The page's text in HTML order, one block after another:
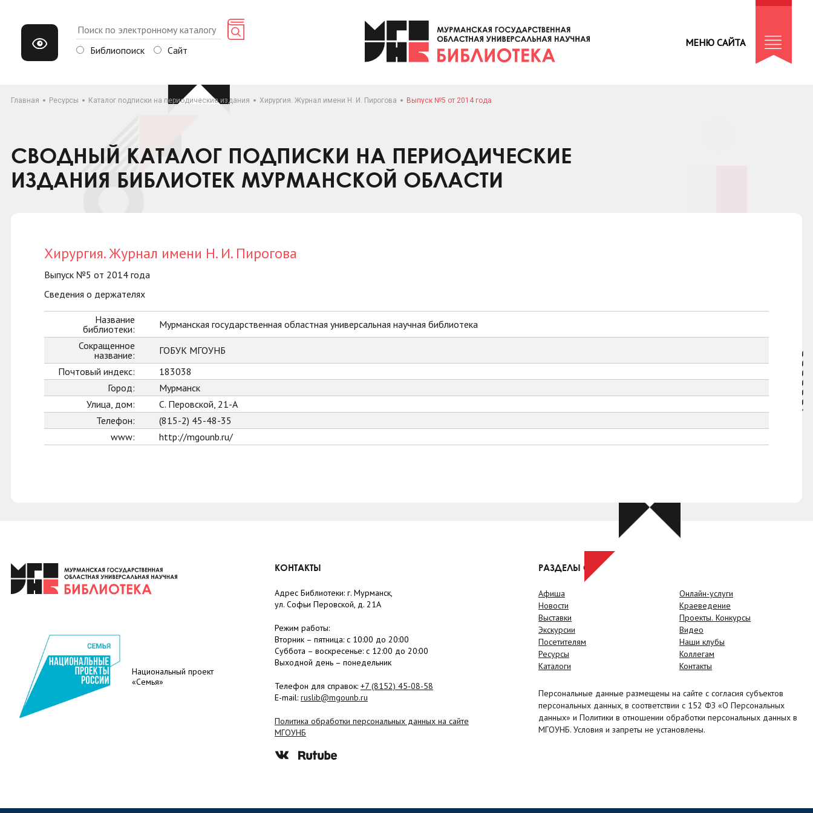
Библиопоиск Сайт
МЕНЮ САЙТА
Главная Ресурсы Каталог подписки на периодические издания Хирургия. Журнал имени Н. И. Пирогова Выпуск №5 от 2014 года
СВОДНЫЙ КАТАЛОГ ПОДПИСКИ НА ПЕРИОДИЧЕСКИЕ
ИЗДАНИЯ БИБЛИОТЕК МУРМАНСКОЙ ОБЛАСТИ
Хирургия. Журнал имени Н. И. Пирогова
Выпуск №5 от 2014 года
Сведения о держателях
Название
библиотеки:
Мурманская государственная областная универсальная научная библиотека
Сокращенное
название:
ГОБУК МГОУНБ
Почтовый индекс:
183038
Город:
Мурманск
Улица, дом:
С. Перовской, 21-А
Телефон:
(815-2) 45-48-35
www:
http://mgounb.ru/
Национальный проект
«Семья»
КОНТАКТЫ
Адрес Библиотеки: г. Мурманск,
ул. Софьи Перовской, д. 21А
Режим работы:
Вторник – пятница: с 10:00 до 20:00
Суббота – воскресенье: c 12:00 до 20:00
Выходной день – понедельник
Телефон для справок: +7 (8152) 45-08-58
E-mail: ruslib@mgounb.ru
Политика обработки персональных данных на сайте
МГОУНБ
РАЗДЕЛЫ САЙТА
Афиша
Новости
Выставки
Экскурсии
Посетителям
Ресурсы
Каталоги
Онлайн-услуги
Краеведение
Проекты. Конкурсы
Видео
Наши клубы
Коллегам
Контакты
Персональные данные размещены на сайте с согласия субъектов
персональных данных, в соответствии с 152 ФЗ «О Персональных
данных» и Политики в отношении обработки персональных данных в
МГОУНБ. Условия и запреты не установлены.